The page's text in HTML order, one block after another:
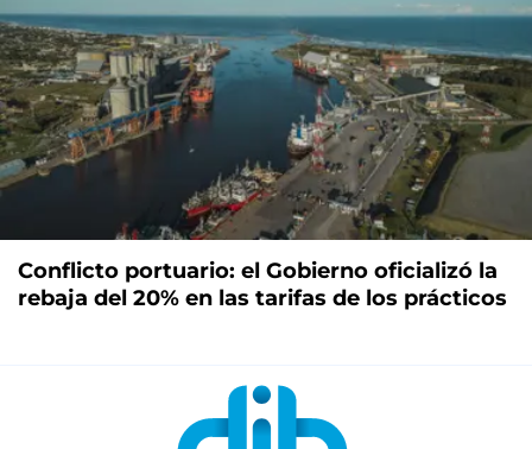
Conflicto portuario: el Gobierno oficializó la
rebaja del 20% en las tarifas de los prácticos